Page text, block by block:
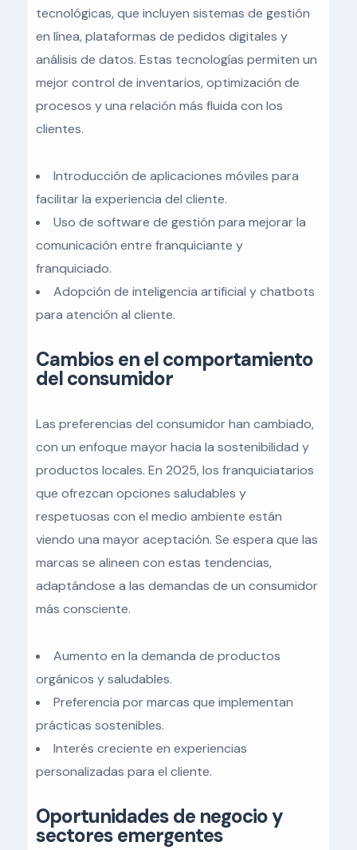
tecnológicas, que incluyen sistemas de gestión
en línea, plataformas de pedidos digitales y
análisis de datos. Estas tecnologías permiten un
mejor control de inventarios, optimización de
procesos y una relación más fluida con los
clientes.
Introducción de aplicaciones móviles para
facilitar la experiencia del cliente.
Uso de software de gestión para mejorar la
comunicación entre franquiciante y
franquiciado.
Adopción de inteligencia artificial y chatbots
para atención al cliente.
Cambios en el comportamiento
del consumidor
Las preferencias del consumidor han cambiado,
con un enfoque mayor hacia la sostenibilidad y
productos locales. En 2025, los franquiciatarios
que ofrezcan opciones saludables y
respetuosas con el medio ambiente están
viendo una mayor aceptación. Se espera que las
marcas se alineen con estas tendencias,
adaptándose a las demandas de un consumidor
más consciente.
Aumento en la demanda de productos
orgánicos y saludables.
Preferencia por marcas que implementan
prácticas sostenibles.
Interés creciente en experiencias
personalizadas para el cliente.
Oportunidades de negocio y
sectores emergentes